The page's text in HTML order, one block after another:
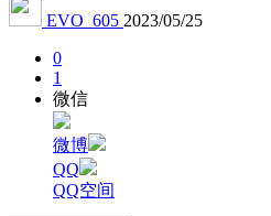
EVO_605 2023/05/25
0
1
微信
微博
QQ
QQ空间